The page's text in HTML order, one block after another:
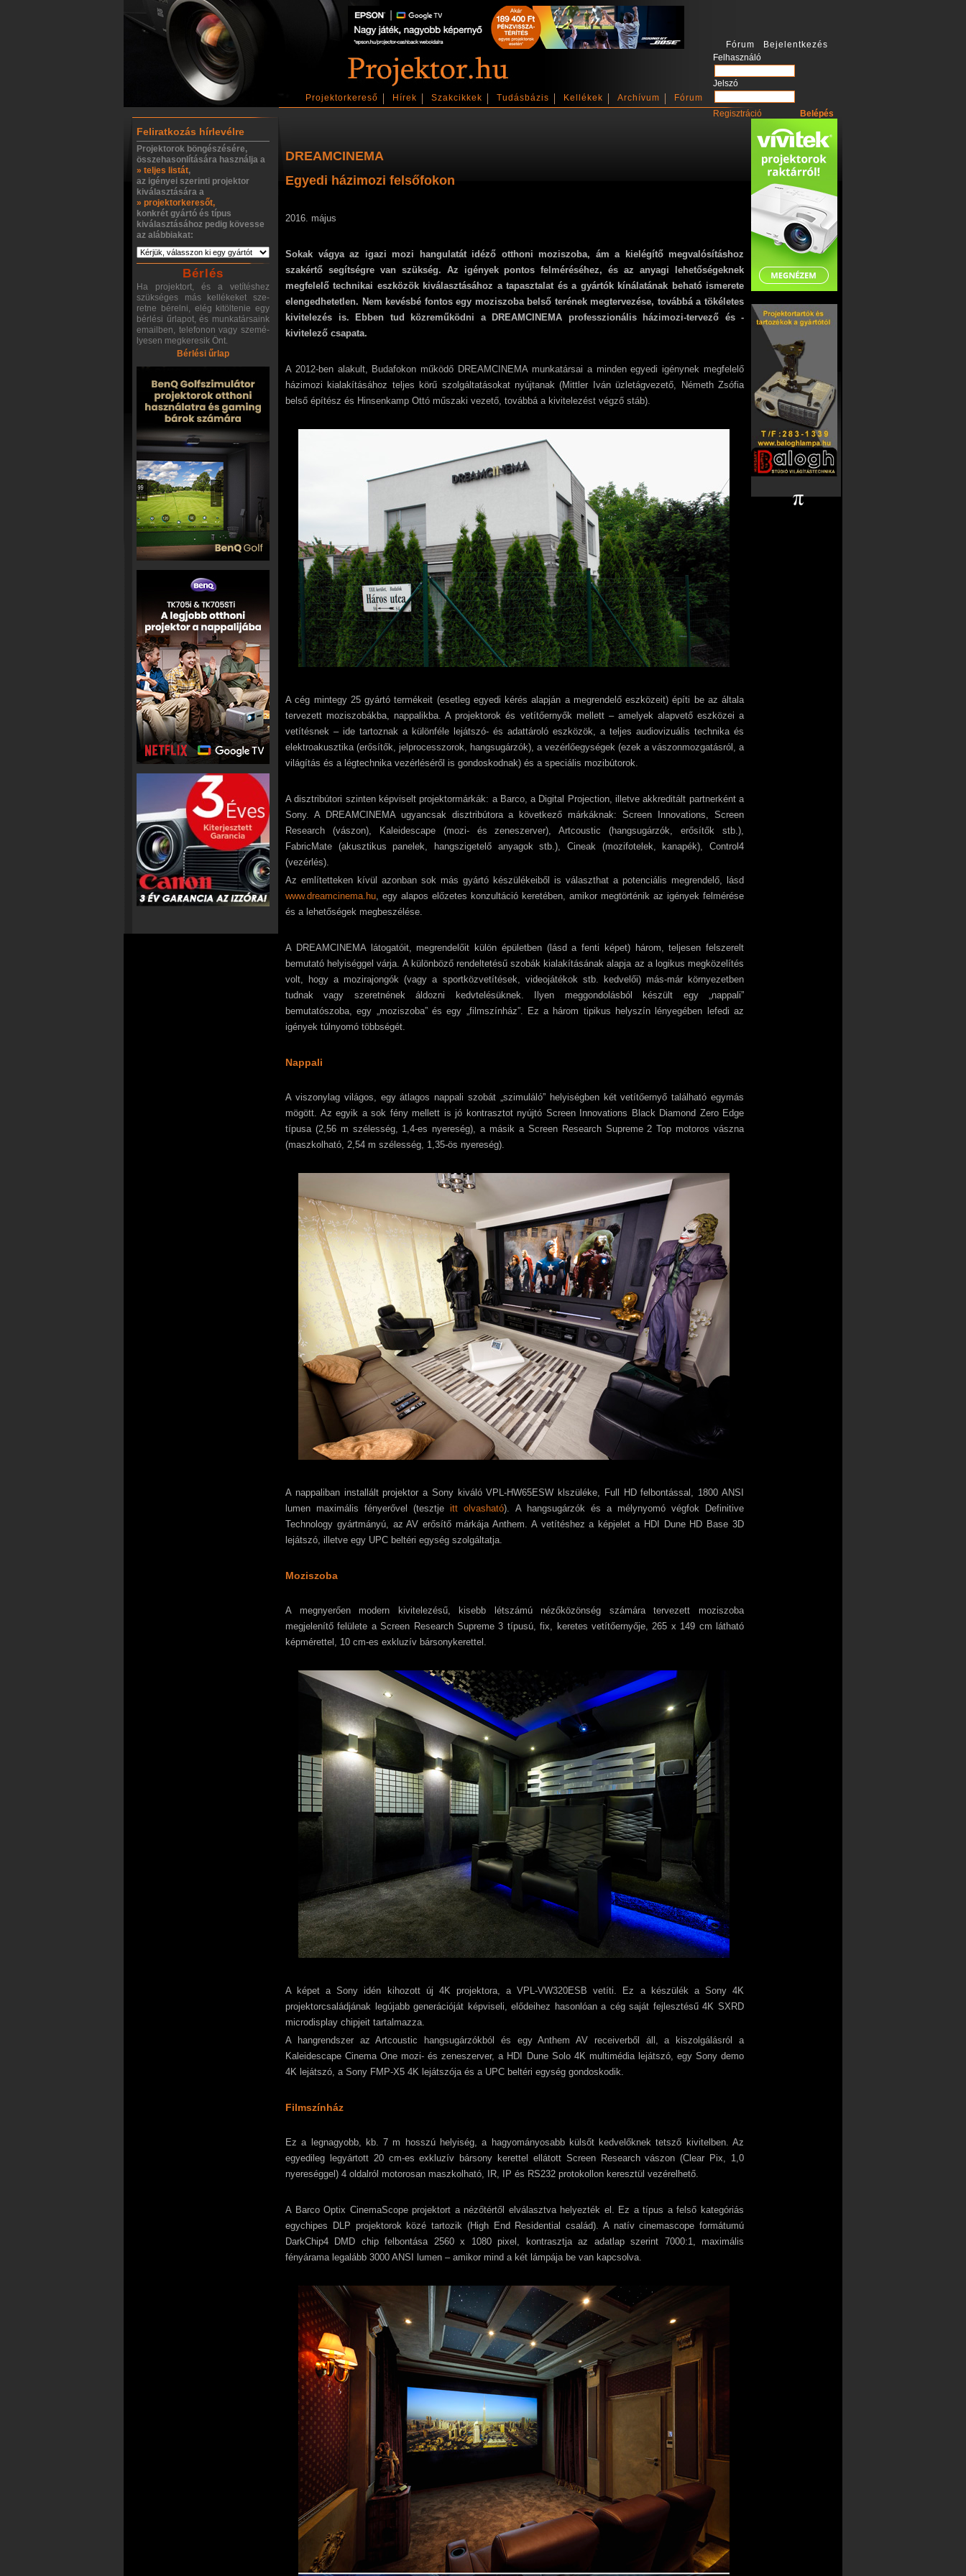
Fórum Bejelentkezés
Felhasználó
Jelszó
Regisztráció
Projektorkereső Hírek Szakcikkek Tudásbázis Kellékek Archívum Fórum
Feliratkozás hírlevélre
Projektorok böngészésére,
összehasonlítására használja a
» teljes listát,
az igényei szerinti projektor
kiválasztására a
» projektorkeresőt,
konkrét gyártó és típus
kiválasztásához pedig kövesse
az alábbiakat:
Bérlés
Ha projektort, és a vetítéshez
szükséges más kellékeket sze-
retne bérelni, elég kitöltenie egy
bérlési űrlapot, és munkatársaink
emailben, telefonon vagy szemé-
lyesen megkeresik Önt.
Bérlési űrlap
DREAMCINEMA
Egyedi házimozi felsőfokon
2016. május
Sokak vágya az igazi mozi hangulatát idéző otthoni moziszoba, ám a kielégítő megvalósításhoz
szakértő segítségre van szükség. Az igények pontos felméréséhez, és az anyagi lehetőségeknek
megfelelő technikai eszközök kiválasztásához a tapasztalat és a gyártók kínálatának beható ismerete
elengedhetetlen. Nem kevésbé fontos egy moziszoba belső terének megtervezése, továbbá a tökéletes
kivitelezés is. Ebben tud közreműködni a DREAMCINEMA professzionális házimozi-tervező és -
kivitelező csapata.
A 2012-ben alakult, Budafokon működő DREAMCINEMA munkatársai a minden egyedi igénynek megfelelő
házimozi kialakításához teljes körű szolgáltatásokat nyújtanak (Mittler Iván üzletágvezető, Németh Zsófia
belső építész és Hinsenkamp Ottó műszaki vezető, továbbá a kivitelezést végző stáb).
A cég mintegy 25 gyártó termékeit (esetleg egyedi kérés alapján a megrendelő eszközeit) építi be az általa
tervezett moziszobákba, nappalikba. A projektorok és vetítőernyők mellett – amelyek alapvető eszközei a
vetítésnek – ide tartoznak a különféle lejátszó- és adattároló eszközök, a teljes audiovizuális technika és
elektroakusztika (erősítők, jelprocesszorok, hangsugárzók), a vezérlőegységek (ezek a vászonmozgatásról, a
világítás és a légtechnika vezérléséről is gondoskodnak) és a speciális mozibútorok.
A disztribútori szinten képviselt projektormárkák: a Barco, a Digital Projection, illetve akkreditált partnerként a
Sony. A DREAMCINEMA ugyancsak disztribútora a következő márkáknak: Screen Innovations, Screen
Research (vászon), Kaleidescape (mozi- és zeneszerver), Artcoustic (hangsugárzók, erősítők stb.),
FabricMate (akusztikus panelek, hangszigetelő anyagok stb.), Cineak (mozifotelek, kanapék), Control4
(vezérlés).
Az említetteken kívül azonban sok más gyártó készülékeiből is választhat a potenciális megrendelő, lásd
www.dreamcinema.hu, egy alapos előzetes konzultáció keretében, amikor megtörténik az igények felmérése
és a lehetőségek megbeszélése.
A DREAMCINEMA látogatóit, megrendelőit külön épületben (lásd a fenti képet) három, teljesen felszerelt
bemutató helyiséggel várja. A különböző rendeltetésű szobák kialakításának alapja az a logikus megközelítés
volt, hogy a mozirajongók (vagy a sportközvetítések, videojátékok stb. kedvelői) más-már környezetben
tudnak vagy szeretnének áldozni kedvtelésüknek. Ilyen meggondolásból készült egy „nappali”
bemutatószoba, egy „moziszoba” és egy „filmszínház”. Ez a három tipikus helyszín lényegében lefedi az
igények túlnyomó többségét.
Nappali
A viszonylag világos, egy átlagos nappali szobát „szimuláló” helyiségben két vetítőernyő található egymás
mögött. Az egyik a sok fény mellett is jó kontrasztot nyújtó Screen Innovations Black Diamond Zero Edge
típusa (2,56 m szélesség, 1,4-es nyereség), a másik a Screen Research Supreme 2 Top motoros vászna
(maszkolható, 2,54 m szélesség, 1,35-ös nyereség).
A nappaliban installált projektor a Sony kiváló VPL-HW65ESW klszüléke, Full HD felbontással, 1800 ANSI
lumen maximális fényerővel (tesztjeitt olvasható). A hangsugárzók és a mélynyomó végfok Definitive
Technology gyártmányú, az AV erősítő márkája Anthem. A vetítéshez a képjelet a HDI Dune HD Base 3D
lejátszó, illetve egy UPC beltéri egység szolgáltatja.
Moziszoba
A megnyerően modern kivitelezésű, kisebb létszámú nézőközönség számára tervezett moziszoba
megjelenítő felülete a Screen Research Supreme 3 típusú, fix, keretes vetítőernyője, 265 x 149 cm látható
képmérettel, 10 cm-es exkluzív bársonykerettel.
A képet a Sony idén kihozott új 4K projektora, a VPL-VW320ESB vetíti. Ez a készülék a Sony 4K
projektorcsaládjának legújabb generációját képviseli, elődeihez hasonlóan a cég saját fejlesztésű 4K SXRD
microdisplay chipjeit tartalmazza.
A hangrendszer az Artcoustic hangsugárzókból és egy Anthem AV receiverből áll, a kiszolgálásról a
Kaleidescape Cinema One mozi- és zeneszerver, a HDI Dune Solo 4K multimédia lejátszó, egy Sony demo
4K lejátszó, a Sony FMP-X5 4K lejátszója és a UPC beltéri egység gondoskodik.
Filmszínház
Ez a legnagyobb, kb. 7 m hosszú helyiség, a hagyományosabb külsőt kedvelőknek tetsző kivitelben. Az
egyedileg legyártott 20 cm-es exkluzív bársony kerettel ellátott Screen Research vászon (Clear Pix, 1,0
nyereséggel) 4 oldalról motorosan maszkolható, IR, IP és RS232 protokollon keresztül vezérelhető.
A Barco Optix CinemaScope projektort a nézőtértől elválasztva helyezték el. Ez a típus a felső kategóriás
egychipes DLP projektorok közé tartozik (High End Residential család). A natív cinemascope formátumú
DarkChip4 DMD chip felbontása 2560 x 1080 pixel, kontrasztja az adatlap szerint 7000:1, maximális
fényárama legalább 3000 ANSI lumen – amikor mind a két lámpája be van kapcsolva.